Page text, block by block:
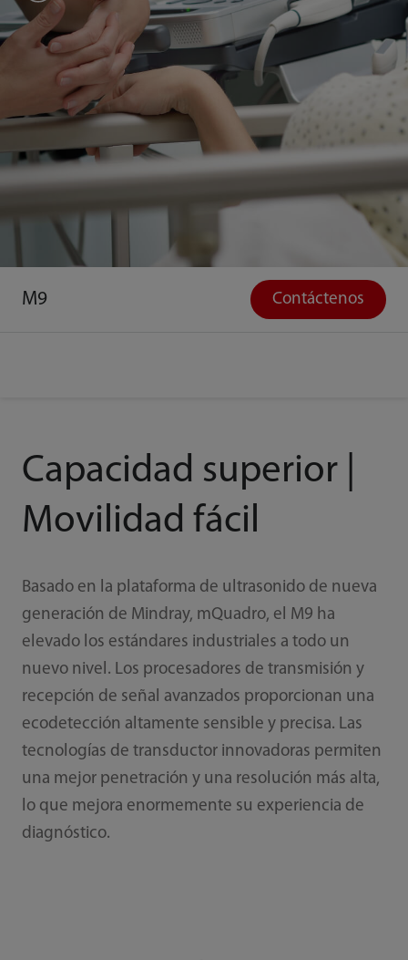
M9 Contáctenos
Capacidad superior |
Movilidad fácil
Basado en la plataforma de ultrasonido de nueva
generación de Mindray, mQuadro, el M9 ha
elevado los estándares industriales a todo un
nuevo nivel. Los procesadores de transmisión y
recepción de señal avanzados proporcionan una
ecodetección altamente sensible y precisa. Las
tecnologías de transductor innovadoras permiten
una mejor penetración y una resolución más alta,
lo que mejora enormemente su experiencia de
diagnóstico.